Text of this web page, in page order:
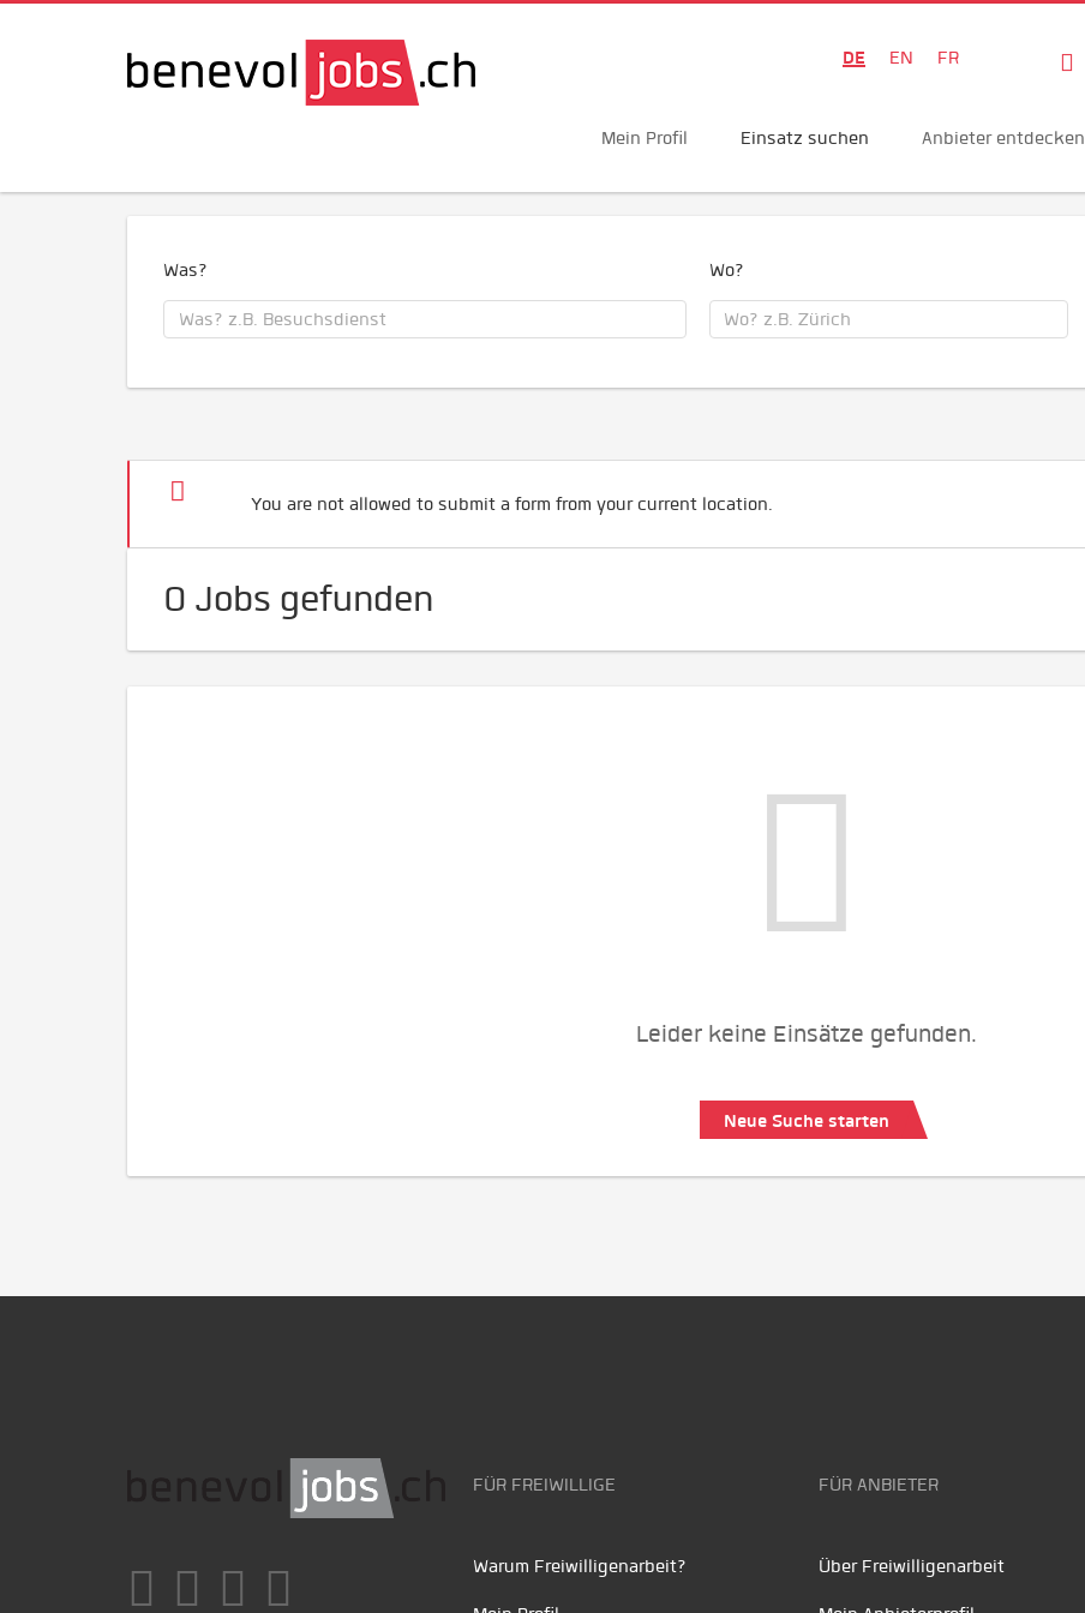
DE EN FR
Mein Profil Einsatz suchen Anbieter entdecken
Was? Wo?
You are not allowed to submit a form from your current location.
0 Jobs gefunden
Leider keine Einsätze gefunden.
Neue Suche starten
FÜR FREIWILLIGE
Warum Freiwilligenarbeit?
FÜR ANBIETER
Über Freiwilligenarbeit